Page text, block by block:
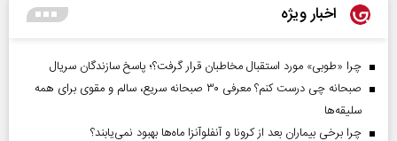
اخبار ویژه
چرا «طوبی» مورد استقبال مخاطبان قرار گرفت؟؛ پاسخ سازندگان سریال
صبحانه چی درست کنم؟ معرفی ۳۰ صبحانه سریع، سالم و مقوی برای همه
سلیقه‌ها
چرا برخی بیماران بعد از کرونا و آنفلوآنزا ماه‌ها بهبود نمی‌یابند؟